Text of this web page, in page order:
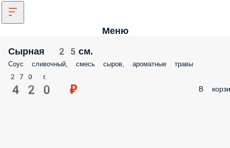
Меню
Сырная 25см.
Соус сливочный, смесь сыров, ароматные травы
270 г.
420 ₽ В